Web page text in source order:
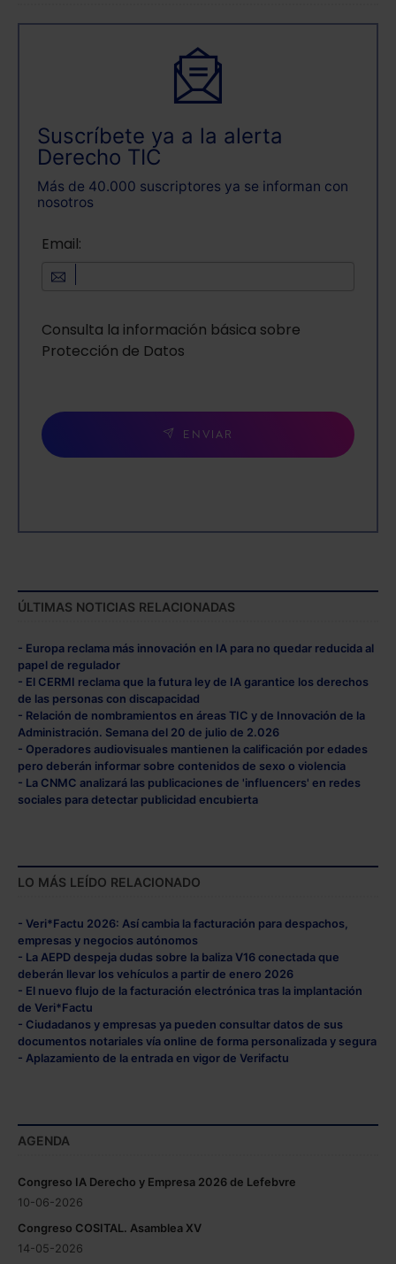
Suscríbete ya a la alerta
Derecho TIC
Más de 40.000 suscriptores ya se informan con
nosotros
Email:
Consulta la información básica sobre
Protección de Datos
ENVIAR
ÚLTIMAS NOTICIAS RELACIONADAS
- Europa reclama más innovación en IA para no quedar reducida al
papel de regulador
- El CERMI reclama que la futura ley de IA garantice los derechos
de las personas con discapacidad
- Relación de nombramientos en áreas TIC y de Innovación de la
Administración. Semana del 20 de julio de 2.026
- Operadores audiovisuales mantienen la calificación por edades
pero deberán informar sobre contenidos de sexo o violencia
- La CNMC analizará las publicaciones de 'influencers' en redes
sociales para detectar publicidad encubierta
LO MÁS LEÍDO RELACIONADO
- Veri*Factu 2026: Así cambia la facturación para despachos,
empresas y negocios autónomos
- La AEPD despeja dudas sobre la baliza V16 conectada que
deberán llevar los vehículos a partir de enero 2026
- El nuevo flujo de la facturación electrónica tras la implantación
de Veri*Factu
- Ciudadanos y empresas ya pueden consultar datos de sus
documentos notariales vía online de forma personalizada y segura
- Aplazamiento de la entrada en vigor de Verifactu
AGENDA
Congreso IA Derecho y Empresa 2026 de Lefebvre
10-06-2026
Congreso COSITAL. Asamblea XV
14-05-2026